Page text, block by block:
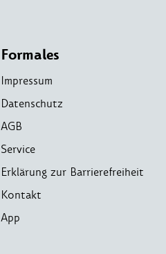
Formales
Impressum
Datenschutz
AGB
Service
Erklärung zur Barrierefreiheit
Kontakt
App